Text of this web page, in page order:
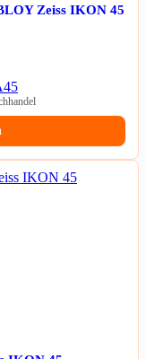
Zeiss IKON 45